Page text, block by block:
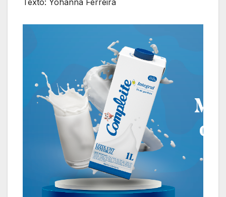
Texto: Yohanna Ferreira